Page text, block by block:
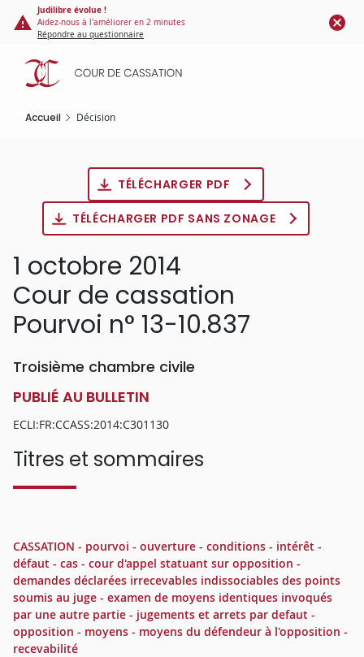
Panneau de gestion des cookies
contenu
principal
Judilibre évolue !
Aidez-nous à l'améliorer en 2 minutes
Répondre au questionnaire
Accueil Décision
TÉLÉCHARGER PDF
TÉLÉCHARGER PDF SANS ZONAGE
1 octobre 2014
Cour de cassation
Pourvoi n° 13-10.837
Troisième chambre civile
PUBLIÉ AU BULLETIN
ECLI:FR:CCASS:2014:C301130
Titres et sommaires
CASSATION - pourvoi - ouverture - conditions - intérêt -
défaut - cas - cour d'appel statuant sur opposition -
demandes déclarées irrecevables indissociables des points
soumis au juge - examen de moyens identiques invoqués
par une autre partie - jugements et arrets par defaut -
opposition - moyens - moyens du défendeur à l'opposition -
recevabilité